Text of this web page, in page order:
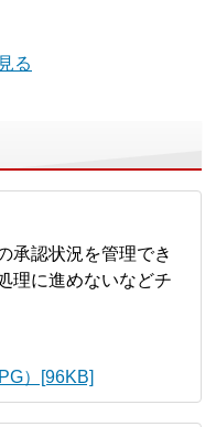
る
承認状況を管理でき
理に進めないなどチ
）[96KB]